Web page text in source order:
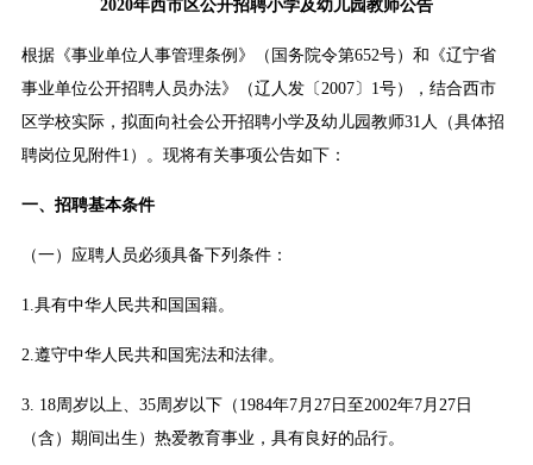
2020年西市区公开招聘小学及幼儿园教师公告
根据《事业单位人事管理条例》（国务院令第652号）和《辽宁省
事业单位公开招聘人员办法》（辽人发〔2007〕1号），结合西市
区学校实际，拟面向社会公开招聘小学及幼儿园教师31人（具体招
聘岗位见附件1）。现将有关事项公告如下：
一、招聘基本条件
（一）应聘人员必须具备下列条件：
1.具有中华人民共和国国籍。
2.遵守中华人民共和国宪法和法律。
3. 18周岁以上、35周岁以下（1984年7月27日至2002年7月27日
（含）期间出生）热爱教育事业，具有良好的品行。